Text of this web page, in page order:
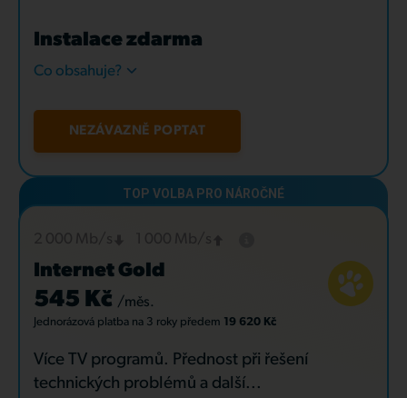
Instalace zdarma
Co obsahuje?
NEZÁVAZNĚ POPTAT
Internet Gold
545 Kč /měs.
Jednorázová platba na 3 roky předem 19 620 Kč
Více TV programů. Přednost při řešení
technických problémů a další...